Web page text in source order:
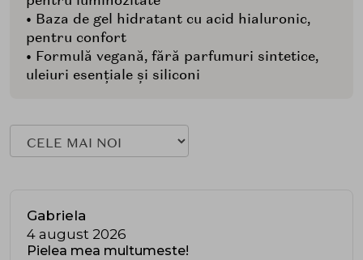
• Baza de gel hidratant cu acid hialuronic,
pentru confort
• Formulă vegană, fără parfumuri sintetice,
uleiuri esențiale și siliconi
Gabriela
4 august 2026
Pielea mea multumeste!